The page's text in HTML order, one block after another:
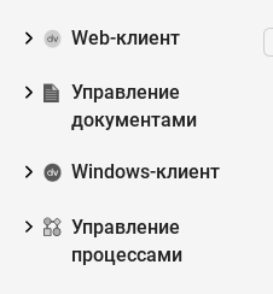
Web-клиент
Управление
документами
Windows-клиент
Управление
процессами